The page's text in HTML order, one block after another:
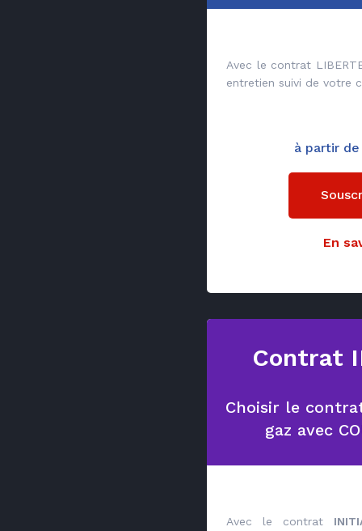
Avec le contrat
entretien suivi de votre
à partir
En
Contrat
Choisir le
gaz avec
Avec le contrat